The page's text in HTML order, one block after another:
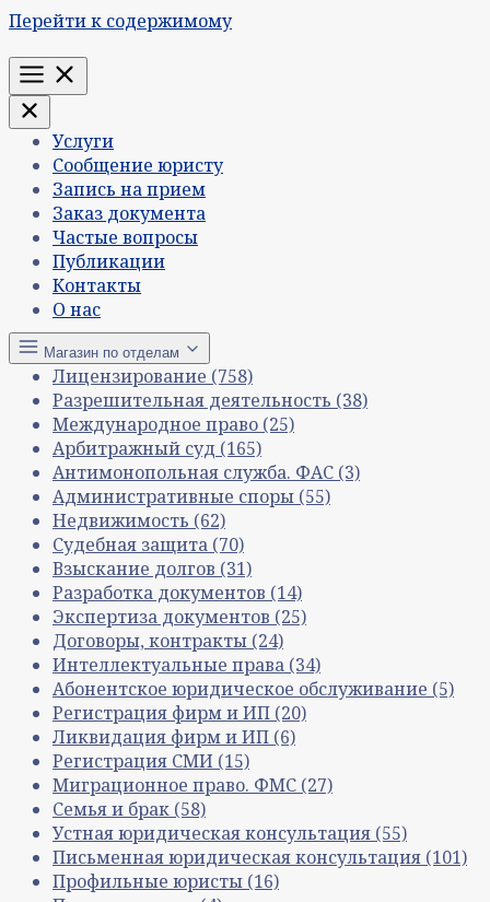
Перейти к содержимому
Меню
Услуги
Сообщение юристу
Запись на прием
Заказ документа
Частые вопросы
Публикации
Контакты
О нас
Магазин по отделам
Лицензирование (758)
Разрешительная деятельность (38)
Международное право (25)
Арбитражный суд (165)
Антимонопольная служба. ФАС (3)
Административные споры (55)
Недвижимость (62)
Судебная защита (70)
Взыскание долгов (31)
Разработка документов (14)
Экспертиза документов (25)
Договоры, контракты (24)
Интеллектуальные права (34)
Абонентское юридическое обслуживание (5)
Регистрация фирм и ИП (20)
Ликвидация фирм и ИП (6)
Регистрация СМИ (15)
Миграционное право. ФМС (27)
Семья и брак (58)
Устная юридическая консультация (55)
Письменная юридическая консультация (101)
Профильные юристы (16)